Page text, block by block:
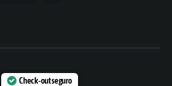
Check-out seguro